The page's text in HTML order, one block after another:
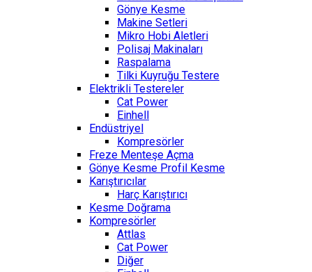
Gönye Kesme
Makine Setleri
Mikro Hobi Aletleri
Polisaj Makinaları
Raspalama
Tilki Kuyruğu Testere
Elektrikli Testereler
Cat Power
Einhell
Endüstriyel
Kompresörler
Freze Menteşe Açma
Gönye Kesme Profil Kesme
Karıştırıcılar
Harç Karıştırıcı
Kesme Doğrama
Kompresörler
Attlas
Cat Power
Diğer